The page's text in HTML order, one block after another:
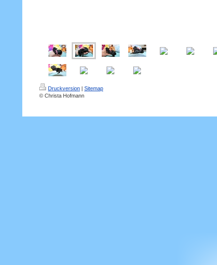
Druckversion | Sitemap
© Christa Hofmann